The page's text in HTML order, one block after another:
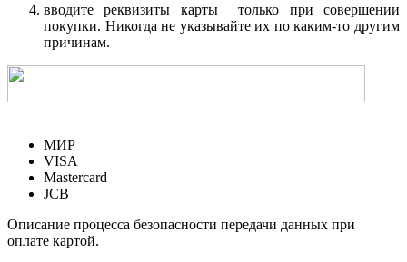
вводите реквизиты карты только при совершении
покупки. Никогда не указывайте их по каким-то другим
причинам.
МИР
VISA
Mastercard
JCB
Описание процесса безопасности передачи данных при
оплате картой.